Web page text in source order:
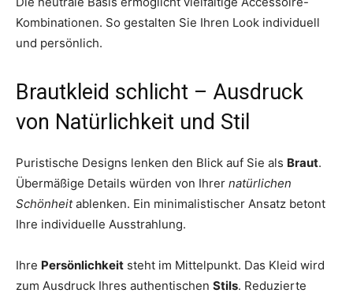
Kombinationen. So gestalten Sie Ihren Look individuell
und persönlich.
Brautkleid schlicht – Ausdruck
von Natürlichkeit und Stil
Puristische Designs lenken den Blick auf Sie als Braut.
Übermäßige Details würden von Ihrer natürlichen
Schönheitablenken. Ein minimalistischer Ansatz betont
Ihre individuelle Ausstrahlung.
Ihre Persönlichkeit steht im Mittelpunkt. Das Kleid wird
zum Ausdruck Ihres authentischen Stils. Reduzierte